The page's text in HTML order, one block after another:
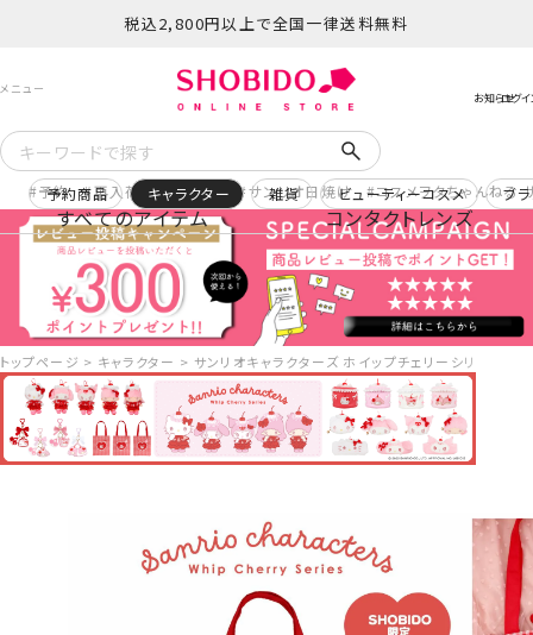
税込2,800円以上で全国一律送料無料
予約 再入荷 ヒロアカ サンリオ日焼け コスメヲタちゃんねる
すべてのアイテム コンタクトレンズ
予約商品 キャラクター 雑貨 ビューティーコスメ ブ
トップページ キャラクター サンリオキャラクターズ ホイップチェリーシリーズ